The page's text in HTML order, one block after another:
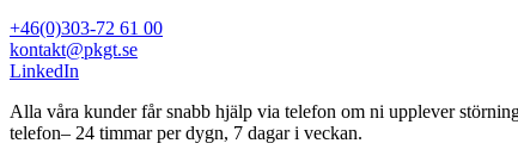
+46(0)303-72 61 00
kontakt@pkgt.se
LinkedIn
Alla våra kunder får snabb hjälp via telefon om ni upplever
telefon– 24 timmar per dygn, 7 dagar i veckan.